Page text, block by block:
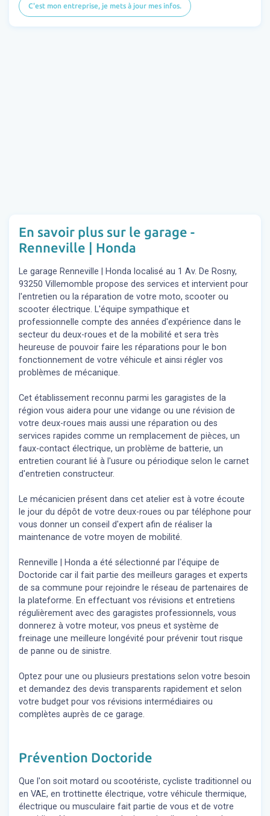
C'est mon entreprise, je mets à jour mes infos.
En savoir plus sur le garage -
Renneville | Honda
Le garage Renneville | Honda localisé au 1 Av. De Rosny,
93250 Villemomble propose des services et intervient pour
l'entretien ou la réparation de votre moto, scooter ou
scooter électrique. L'équipe sympathique et
professionnelle compte des années d'expérience dans le
secteur du deux-roues et de la mobilité et sera très
heureuse de pouvoir faire les réparations pour le bon
fonctionnement de votre véhicule et ainsi régler vos
problèmes de mécanique.
Cet établissement reconnu parmi les garagistes de la
région vous aidera pour une vidange ou une révision de
votre deux-roues mais aussi une réparation ou des
services rapides comme un remplacement de pièces, un
faux-contact électrique, un problème de batterie, un
entretien courant lié à l'usure ou périodique selon le carnet
d'entretien constructeur.
Le mécanicien présent dans cet atelier est à votre écoute
le jour du dépôt de votre deux-roues ou par téléphone pour
vous donner un conseil d'expert afin de réaliser la
maintenance de votre moyen de mobilité.
Renneville | Honda a été sélectionné par l'équipe de
Doctoride car il fait partie des meilleurs garages et experts
de sa commune pour rejoindre le réseau de partenaires de
la plateforme. En effectuant vos révisions et entretiens
régulièrement avec des garagistes professionnels, vous
donnerez à votre moteur, vos pneus et système de
freinage une meilleure longévité pour prévenir tout risque
de panne ou de sinistre.
Optez pour une ou plusieurs prestations selon votre besoin
et demandez des devis transparents rapidement et selon
votre budget pour vos révisions intermédiaires ou
complètes auprès de ce garage.
Prévention Doctoride
Que l'on soit motard ou scootériste, cycliste traditionnel ou
en VAE, en trottinette électrique, votre véhicule thermique,
électrique ou musculaire fait partie de vous et de votre